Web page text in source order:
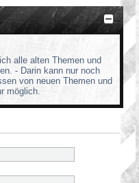
alle alten Themen und
- Darin kann nur noch
von neuen Themen und
möglich.